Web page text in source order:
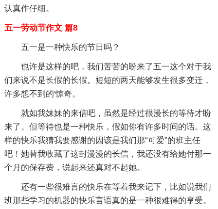
认真作仔细。
五一劳动节作文 篇8
五一是一种快乐的节日吗？
也许是这样的吧，我们苦苦的盼来了五一这个对于我
们来说不是长假的长假。短短的两天能够发生很多变迁，
许多想不到的'惊奇。
就如我妹妹的来信吧，虽然是经过很漫长的等待才盼
来了。但等待也是一种快乐，假如你有许多时间的话。这
样的快乐我猜我要感谢的因该是我们那“可爱”的班主任
吧！她替我收藏了这封漫漫的长信，我还没有给她付那一
个月的保存费，说起来还真对不起她。
还有一些很难言的快乐在等着我来记下，比如说我们
班那些学习的机器的快乐言语真的是一种很难得的享受。